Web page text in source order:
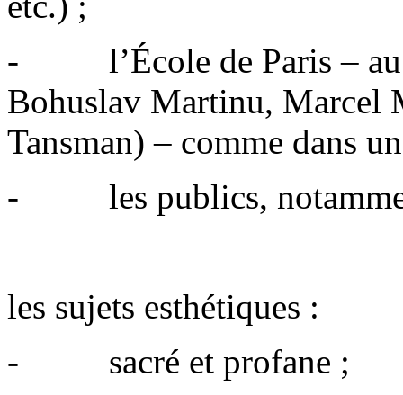
- l’École de Paris – au
Bohuslav Martinu, Marcel
Tansman) – comme dans
- les publics,
les sujets esthétiques :
- sacré et profane ;